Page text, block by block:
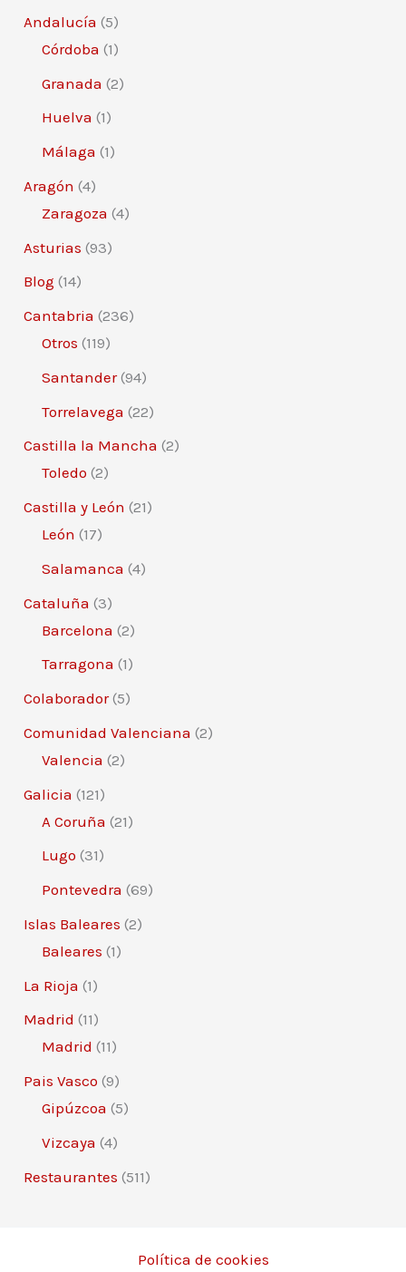
Andalucía (5)
Córdoba (1)
Granada (2)
Huelva (1)
Málaga (1)
Aragón (4)
Zaragoza (4)
Asturias (93)
Blog (14)
Cantabria (236)
Otros (119)
Santander(94)
Torrelavega (22)
Castilla la Mancha (2)
Toledo (2)
Castilla y León (21)
León (17)
Salamanca (4)
Cataluña (3)
Barcelona (2)
Tarragona (1)
Colaborador(5)
Comunidad Valenciana (2)
Valencia (2)
Galicia (121)
A Coruña (21)
Lugo (31)
Pontevedra (69)
Islas Baleares (2)
Baleares (1)
La Rioja (1)
Madrid (11)
Madrid (11)
Pais Vasco (9)
Gipúzcoa (5)
Vizcaya (4)
Restaurantes (511)
Política de cookies